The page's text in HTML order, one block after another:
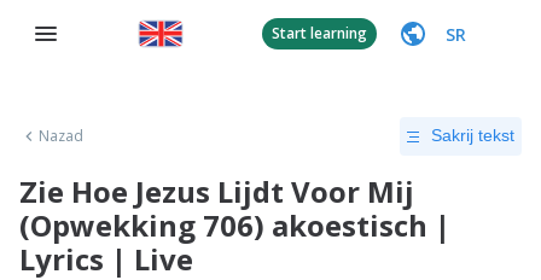
Start learning SR
Nazad Sakrij tekst
Zie Hoe Jezus Lijdt Voor Mij
(Opwekking 706) akoestisch |
Lyrics | Live